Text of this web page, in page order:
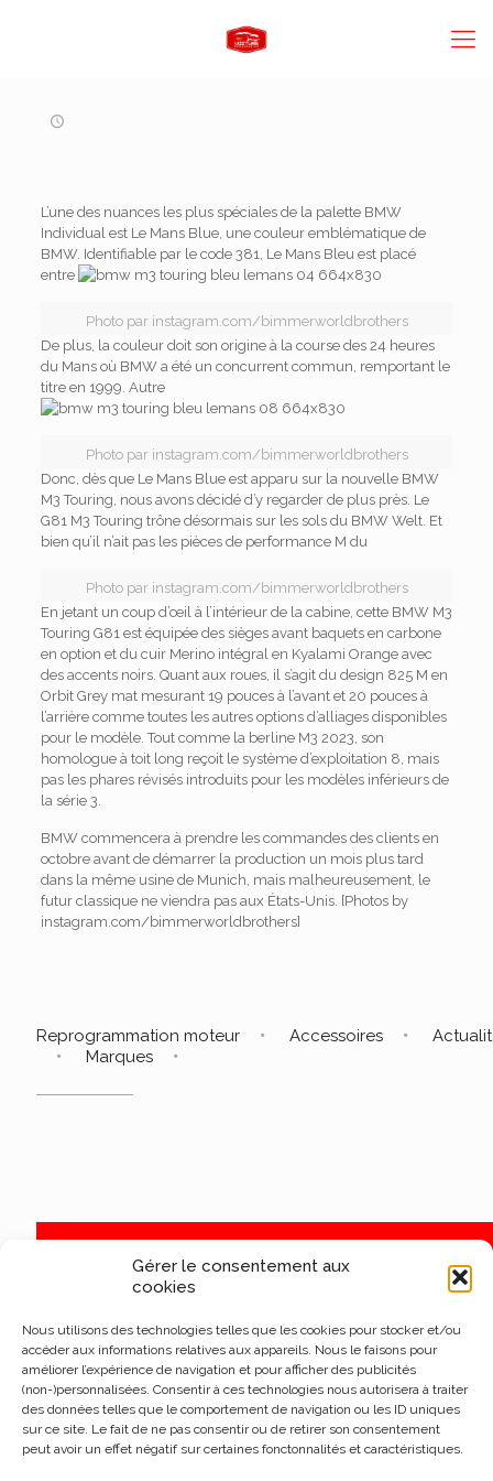
Gérer le consentement aux
cookies
Nous utilisons des technologies telles que les cookies pour stocker et/ou
accéder aux informations relatives aux appareils. Nous le faisons pour
améliorer l’expérience de navigation et pour afficher des publicités
(non-)personnalisées. Consentir à ces technologies nous autorisera à traiter
des données telles que le comportement de navigation ou les ID uniques
sur ce site. Le fait de ne pas consentir ou de retirer son consentement
peut avoir un effet négatif sur certaines fonctonnalités et caractéristiques.
L’une des nuances les plus spéciales de la palette BMW
Individual est Le Mans Blue, une couleur emblématique de
BMW. Identifiable par le code 381, Le Mans Bleu est placé
entre
Photo par instagram.com/bimmerworldbrothers
De plus, la couleur doit son origine à la course des 24 heures
du Mans où BMW a été un concurrent commun, remportant le
titre en 1999. Autre
Photo par instagram.com/bimmerworldbrothers
Donc, dès que Le Mans Blue est apparu sur la nouvelle BMW
M3 Touring, nous avons décidé d’y regarder de plus près. Le
G81 M3 Touring trône désormais sur les sols du BMW Welt. Et
bien qu’il n’ait pas les pièces de performance M du
Photo par instagram.com/bimmerworldbrothers
En jetant un coup d’œil à l’intérieur de la cabine, cette BMW M3
Touring G81 est équipée des sièges avant baquets en carbone
en option et du cuir Merino intégral en Kyalami Orange avec
des accents noirs. Quant aux roues, il s’agit du design 825 M en
Orbit Grey mat mesurant 19 pouces à l’avant et 20 pouces à
l’arrière comme toutes les autres options d’alliages disponibles
pour le modèle. Tout comme la berline M3 2023, son
homologue à toit long reçoit le système d’exploitation 8, mais
pas les phares révisés introduits pour les modèles inférieurs de
la série 3.
BMW commencera à prendre les commandes des clients en
octobre avant de démarrer la production un mois plus tard
dans la même usine de Munich, mais malheureusement, le
futur classique ne viendra pas aux États-Unis. [Photos by
instagram.com/bimmerworldbrothers]
Reprogrammation moteur Accessoires
Marques